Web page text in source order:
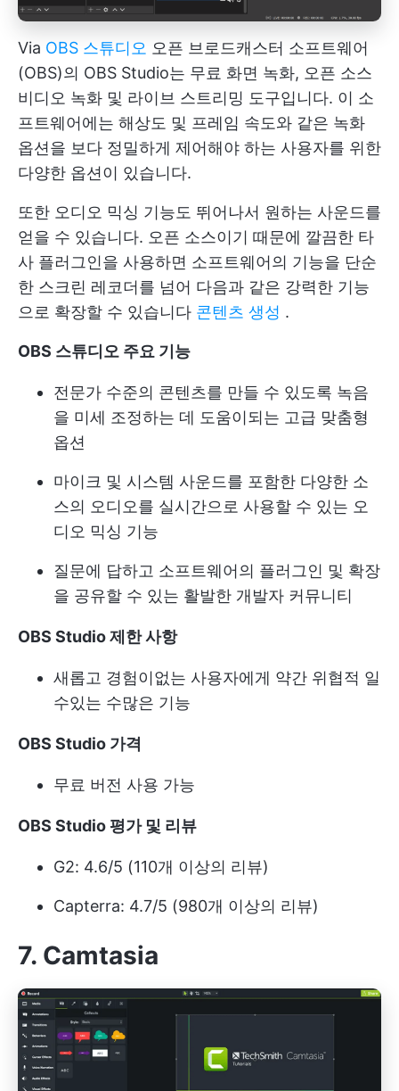
Via OBS 스튜디오 오픈 브로드캐스터 소프트웨어
(OBS)의 OBS Studio는 무료 화면 녹화, 오픈 소스
비디오 녹화 및 라이브 스트리밍 도구입니다. 이 소
프트웨어에는 해상도 및 프레임 속도와 같은 녹화
옵션을 보다 정밀하게 제어해야 하는 사용자를 위한
다양한 옵션이 있습니다.
또한 오디오 믹싱 기능도 뛰어나서 원하는 사운드를
얻을 수 있습니다. 오픈 소스이기 때문에 깔끔한 타
사 플러그인을 사용하면 소프트웨어의 기능을 단순
한 스크린 레코더를 넘어 다음과 같은 강력한 기능
으로 확장할 수 있습니다 콘텐츠 생성 .
OBS 스튜디오 주요 기능
전문가 수준의 콘텐츠를 만들 수 있도록 녹음
을 미세 조정하는 데 도움이되는 고급 맞춤형
옵션
마이크 및 시스템 사운드를 포함한 다양한 소
스의 오디오를 실시간으로 사용할 수 있는 오
디오 믹싱 기능
질문에 답하고 소프트웨어의 플러그인 및 확장
을 공유할 수 있는 활발한 개발자 커뮤니티
OBS Studio 제한 사항
새롭고 경험이없는 사용자에게 약간 위협적 일
수있는 수많은 기능
OBS Studio 가격
무료 버전 사용 가능
OBS Studio 평가 및 리뷰
G2: 4.6/5 (110개 이상의 리뷰)
Capterra: 4.7/5 (980개 이상의 리뷰)
7. Camtasia